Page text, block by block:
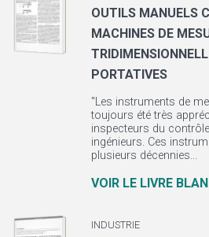
OUTILS MANUELS
MACHINES DE
PORTATIVES
"Les instruments de
toujours été très
inspecteurs du
ingénieurs. Ces
plusieurs décennies...
VOIR LE LIVRE
INDUSTRIE